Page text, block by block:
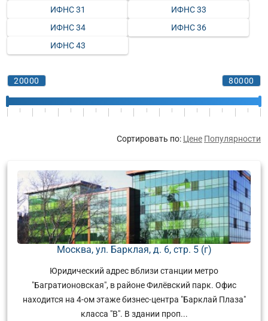
ИФНС 31
ИФНС 33
ИФНС 34
ИФНС 36
ИФНС 43
Сортировать по: Цене Популярности
Москва, ул. Барклая, д. 6, стр. 5 (г)
Юридический адрес вблизи станции метро
"Багратионовская", в районе Филёвский парк. Офис
находится на 4-ом этаже бизнес-центра "Барклай Плаза"
класса "В". В здании проп...